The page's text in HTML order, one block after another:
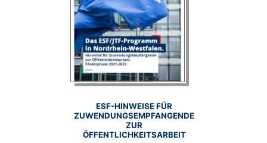
ESF-HINWEISE FÜR
ZUWENDUNGSEMPFANGENDE
ZUR
ÖFFENTLICHKEITSARBEIT